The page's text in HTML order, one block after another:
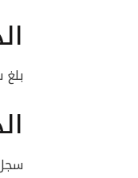
بلغ
سجل